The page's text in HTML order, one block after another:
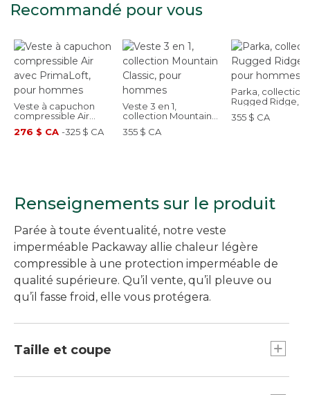
Recommandé pour vous
Veste à capuchon
compressible Air
avec PrimaLoft, pour
hommes
276 $ CA -325 $ CA
Veste 3 en 1,
collection Mountain
Classic, pour hommes
355 $ CA
Parka, collection
Rugged Ridge,
hommes
355 $ CA
Renseignements sur le produit
Parée à toute éventualité, notre veste
imperméable Packaway allie chaleur légère
compressible à une protection imperméable de
qualité supérieure. Qu’il vente, qu’il pleuve ou
qu’il fasse froid, elle vous protégera.
Taille et coupe